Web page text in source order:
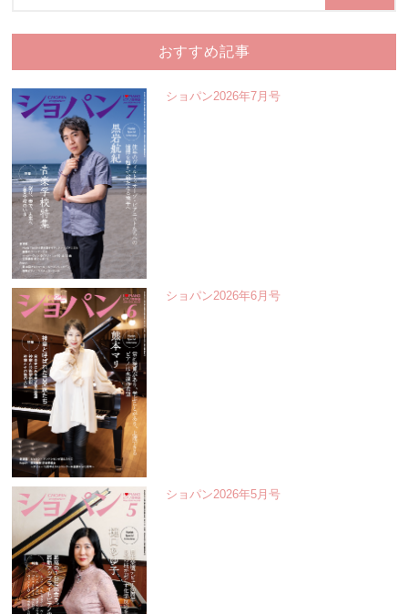
おすすめ記事
ショパン2026年7月号
ショパン2026年6月号
ショパン2026年5月号